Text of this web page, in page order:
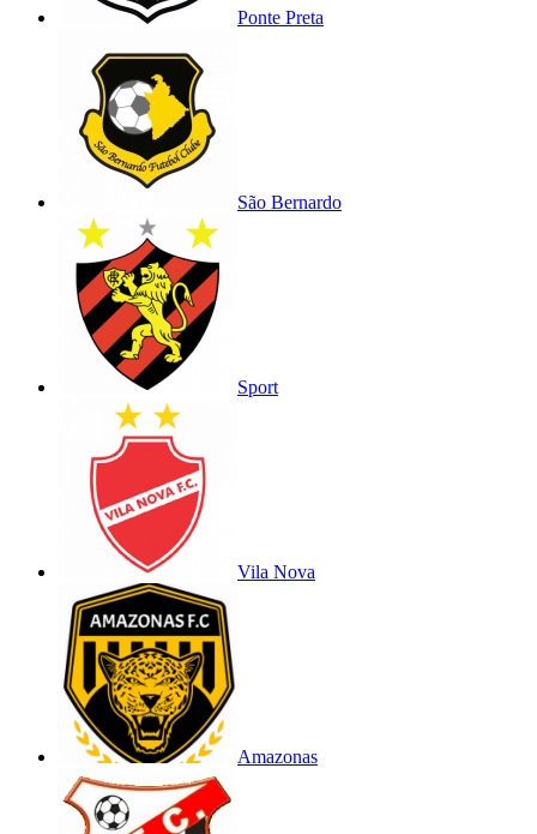
Ponte Preta
São Bernardo
Sport
Vila Nova
Amazonas